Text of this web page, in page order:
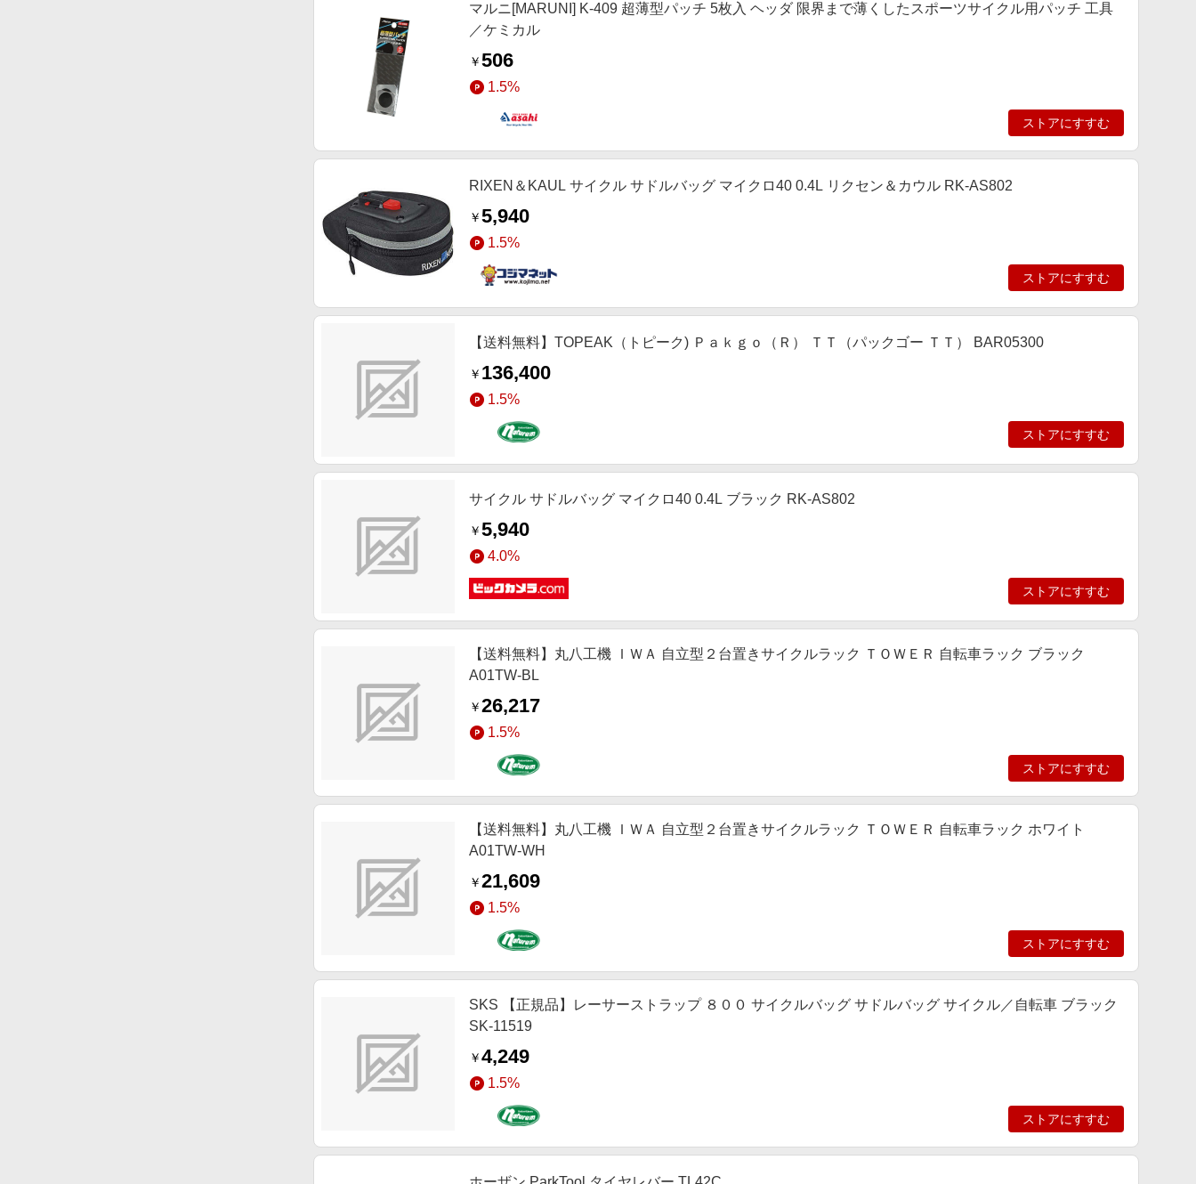
マルニ[MARUNI] K-409 超薄型パッチ 5枚入 ヘッダ 限界まで薄くしたスポーツサイクル用パッチ 工具
／ケミカル
￥506
1.5%
ストアにすすむ
RIXEN＆KAUL サイクル サドルバッグ マイクロ40 0.4L リクセン＆カウル RK-AS802
￥5,940
1.5%
ストアにすすむ
【送料無料】TOPEAK（トピーク) Ｐａｋｇｏ（Ｒ） ＴＴ（パックゴー ＴＴ） BAR05300
￥ 136,400
1.5%
ストアにすすむ
サイクル サドルバッグ マイクロ40 0.4L ブラック RK-AS802
￥5,940
4.0%
ストアにすすむ
【送料無料】丸八工機 ＩＷＡ 自立型２台置きサイクルラック ＴＯＷＥＲ 自転車ラック ブラック
A01TW-BL
￥26,217
1.5%
ストアにすすむ
【送料無料】丸八工機 ＩＷＡ 自立型２台置きサイクルラック ＴＯＷＥＲ 自転車ラック ホワイト
A01TW-WH
￥21,609
1.5%
ストアにすすむ
SKS 【正規品】レーサーストラップ ８００ サイクルバッグ サドルバッグ サイクル／自転車 ブラック
SK-11519
￥4,249
1.5%
ストアにすすむ